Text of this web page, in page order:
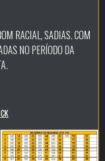
RACIAL, SADIAS. COM
NO PERÍODO DA